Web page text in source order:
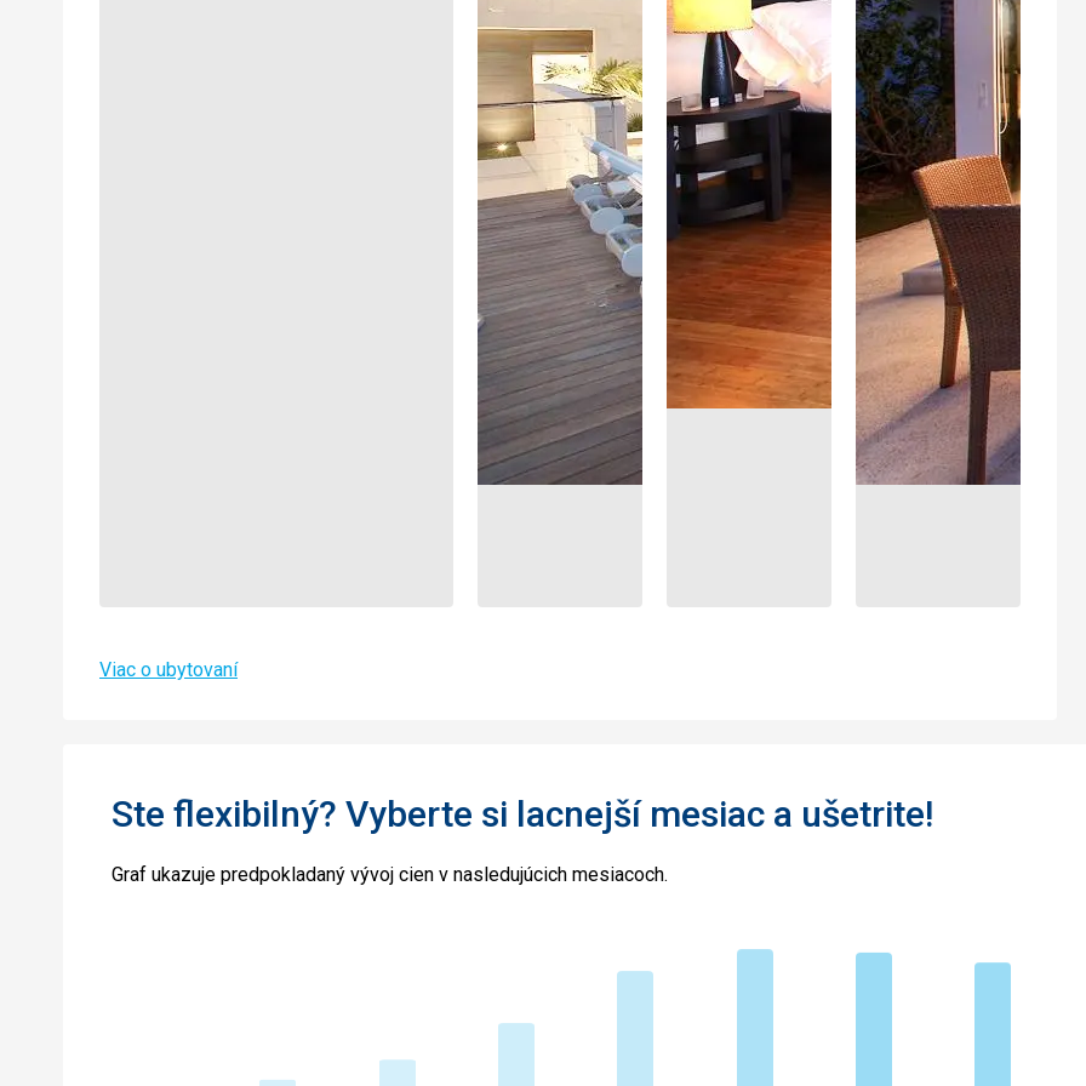
Viac o ubytovaní
Ste flexibilný? Vyberte si lacnejší mesiac a ušetrite!
Graf ukazuje predpokladaný vývoj cien v nasledujúcich mesiacoch.